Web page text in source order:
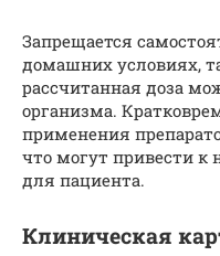
Запрещается
домашних условиях,
рассчитанная доза
организма.
применения
что могут привести
для пациента.
Клиническая